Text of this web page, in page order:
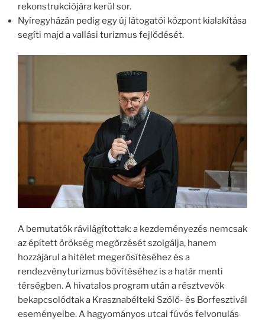
rekonstrukciójára kerül sor.
Nyíregyházán pedig egy új látogatói központ kialakítása
segíti majd a vallási turizmus fejlődését.
A bemutatók rávilágítottak: a kezdeményezés nemcsak
az épített örökség megőrzését szolgálja, hanem
hozzájárul a hitélet megerősítéséhez és a
rendezvényturizmus bővítéséhez is a határ menti
térségben. A hivatalos program után a résztvevők
bekapcsolódtak a Krasznabélteki Szőlő- és Borfesztivál
eseményeibe. A hagyományos utcai fúvós felvonulás